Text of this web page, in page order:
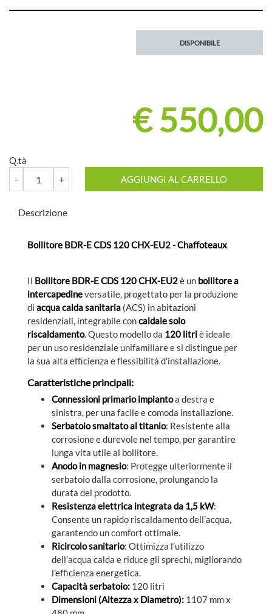
DISPONIBILE
€ 550,00
Q.tà
AGGIUNGI AL CARRELLO
Descrizione
Bollitore BDR-E CDS 120 CHX-EU2 - Chaffoteaux
Il Bollitore BDR-E CDS 120 CHX-EU2è un bollitore a
intercapedineversatile, progettato per la produzione
di acqua calda sanitaria (ACS) in abitazioni
residenziali, integrabile concaldaie solo
riscaldamento. Questo modello da 120 litriè ideale
per un uso residenziale unifamiliare e si distingue per
la sua alta efficienza e flessibilità d'installazione.
Caratteristiche principali:
Connessioni primario impiantoa destra e
sinistra, per una facile e comoda installazione.
Serbatoio smaltato al titanio: Resistente alla
corrosione e durevole nel tempo, per garantire
lunga vita utile al bollitore.
Anodo in magnesio: Protegge ulteriormente il
serbatoio dalla corrosione, prolungando la
durata del prodotto.
Resistenza elettrica integrata da 1,5 kW:
Consente un rapido riscaldamento dell'acqua,
garantendo un comfort ottimale.
Ricircolo sanitario: Ottimizza l’utilizzo
dell’acqua calda e riduce gli sprechi, migliorando
l'efficienza energetica.
Capacità serbatoio: 120 litri
Dimensioni (Altezza x Diametro): 1107 mm x